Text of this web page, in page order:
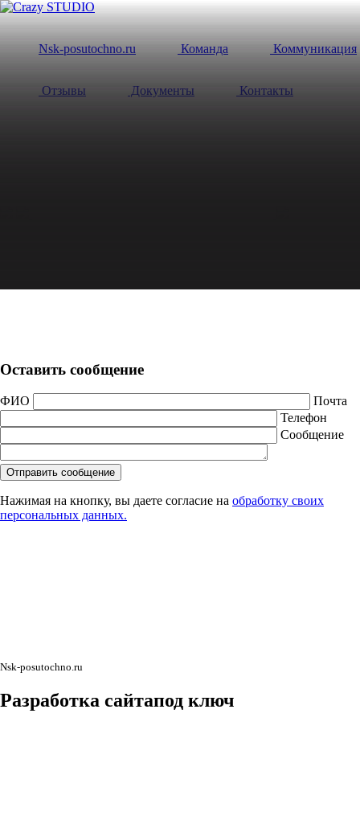
Nsk-posutochno.ru Команда Коммуникация
Отзывы Документы Контакты
Оставить сообщение
ФИО
Почта
Телефон
Сообщение
Нажимая на кнопку, вы даете согласие на обработку своих
персональных данных.
Nsk-posutochno.ru
Разработка сайтапод ключ